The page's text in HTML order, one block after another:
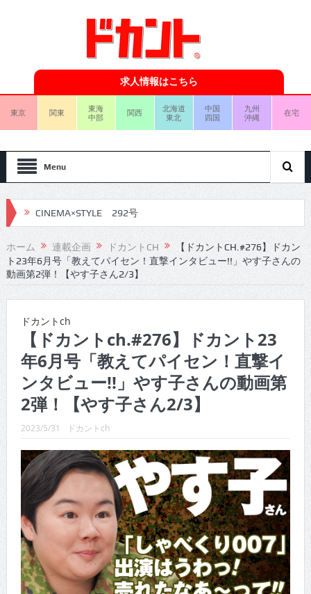
求人情報はこちら
東京 関東
東海
中部
関西
北海道
東北
中国
四国
九州
沖縄
在宅
Menu
CINEMA×STYLE 292号
CINEMA×STYLE 291号
CINEMA×STYLE 290号
CINEMA×STYLE 289号
CINEMA×STYLE 288号
CINEMA×STYLE 287号
CINEMA×STYLE 286号
CINEMA×STYLE 285号
CINEMA×STYLE 294号
CINEMA×STYLE 293号
ホーム 連載企画 ドカントCH
【ドカントCH.#276】ドカン
ト23年6月号「教えてパイセン！直撃インタビュー!!」やす子さんの
動画第2弾！【やす子さん2/3】
ドカントch
【ドカントch.#276】ドカント23
年6月号「教えてパイセン！直撃イ
ンタビュー!!」やす子さんの動画第
2弾！【やす子さん2/3】
2023/5/31 ドカントch